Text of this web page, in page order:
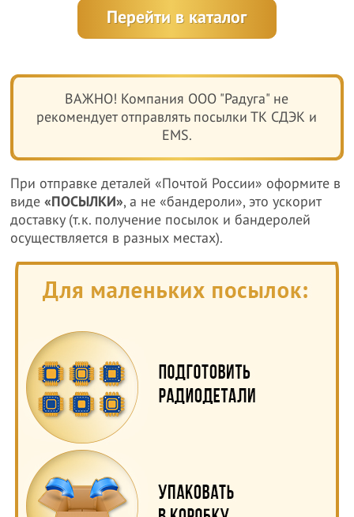
Перейти в каталог
ВАЖНО! Компания ООО "Радуга" не
рекомендует отправлять посылки ТК СДЭК и
EMS.
При отправке деталей «Почтой России» оформите в
виде«ПОСЫЛКИ», а не «бандероли», это ускорит
доставку (т.к. получение посылок и бандеролей
осуществляется в разных местах).